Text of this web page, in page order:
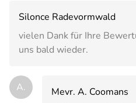
Silonce Radevormwald
vielen Dank für Ihre
uns bald wieder.
A.
Mevr. A. Coomans